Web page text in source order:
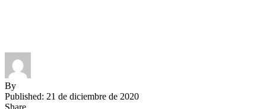
By
Published: 21 de diciembre de 2020
Share